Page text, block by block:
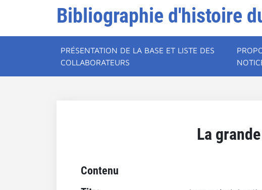
Bibliographie d'histoire
PRÉSENTATION DE LA BASE ET LISTE DES
COLLABORATEURS
La
Contenu